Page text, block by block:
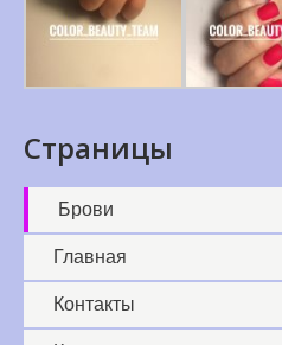
Страницы
Брови
Главная
Контакты